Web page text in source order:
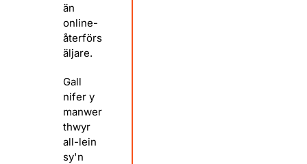
än
online-
återförs
äljare.
Gall
nifer y
manwer
thwyr
all-lein
sy'n